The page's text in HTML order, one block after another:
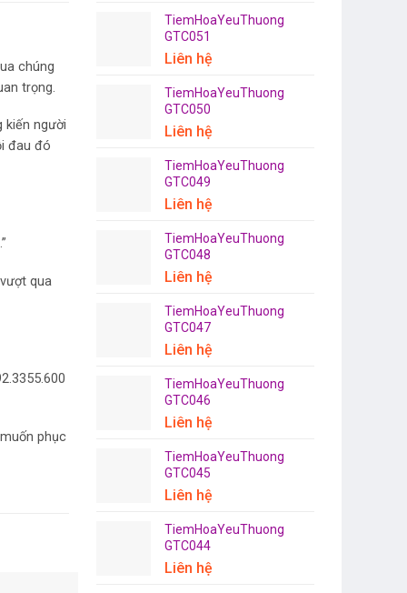
TiemHoaYeuThuong
GTC051
Liên hệ
TiemHoaYeuThuong
GTC050
Liên hệ
TiemHoaYeuThuong
GTC049
Liên hệ
TiemHoaYeuThuong
GTC048
Liên hệ
TiemHoaYeuThuong
GTC047
Liên hệ
TiemHoaYeuThuong
GTC046
Liên hệ
TiemHoaYeuThuong
GTC045
Liên hệ
TiemHoaYeuThuong
GTC044
Liên hệ
chúng
trọng.
kiến người
đau đó
qua
phục